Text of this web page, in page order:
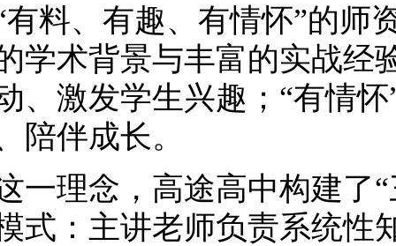
有料、有趣、有情怀”的师
学术背景与丰富的实战经
、激发学生兴趣；“有情
陪伴成长。
一理念，高途高中构建了
式：主讲老师负责系统性